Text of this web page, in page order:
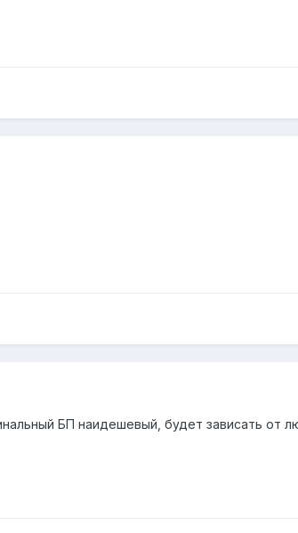
БП наидешевый, будет зависать от